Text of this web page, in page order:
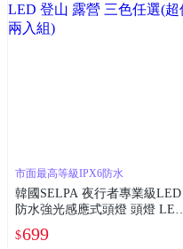
市面最高等級IPX6防水
韓國SELPA 夜行者專業級LED
防水強光感應式頭燈 頭燈 LED
登山 露營 三色任選(超值兩入
組)
$699